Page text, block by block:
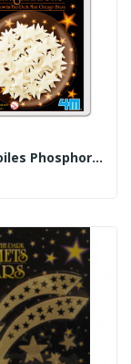
Mini Étoiles Phosphorescentes Oranges